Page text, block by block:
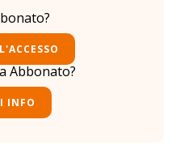
Abbonato?
INFO